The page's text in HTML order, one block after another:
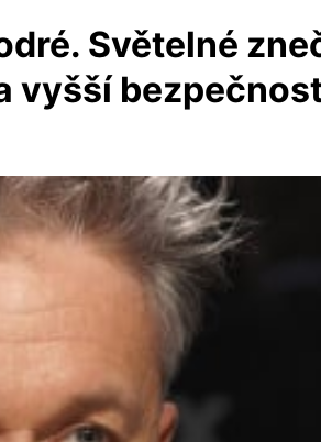
Světelné
vyšší